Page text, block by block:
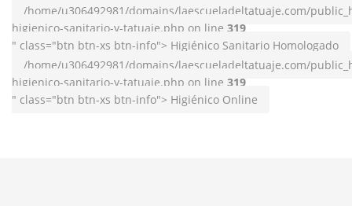
/home/u306492981/domains/laescueladeltatuaje.com/
higienico-sanitario-y-tatuaje.php on line 319
" class="btn btn-xs btn-info"> Higiénico Sanitario Homologado
/home/u306492981/domains/laescueladeltatuaje.com/
higienico-sanitario-y-tatuaje.php on line 319
" class="btn btn-xs btn-info"> Higiénico Online